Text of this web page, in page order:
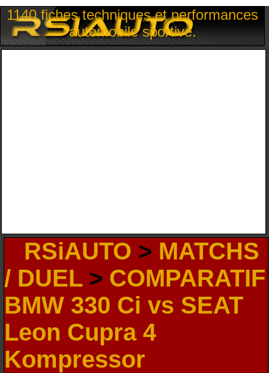
1140 fiches techniques et performances
automobile sportive.
RSiAUTO > MATCHS
/ DUEL> COMPARATIF
BMW 330 Ci vs SEAT
Leon Cupra 4
Kompressor